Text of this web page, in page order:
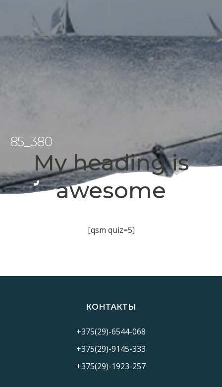
85_380
My heading is
awesome
[qsm quiz=5]
КОНТАКТЫ
+375(29)-6544-068
+375(29)-9145-333
+375(29)-1923-257